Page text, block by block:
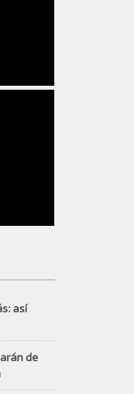
así
de